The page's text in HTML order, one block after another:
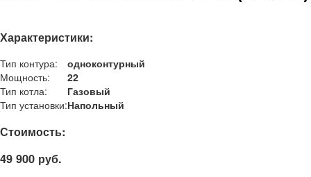
Характеристики:
Тип контура:
одноконтурный
Мощность:
22
Тип котла:
Газовый
Тип установки:Напольный
Стоимость:
49 900 руб.